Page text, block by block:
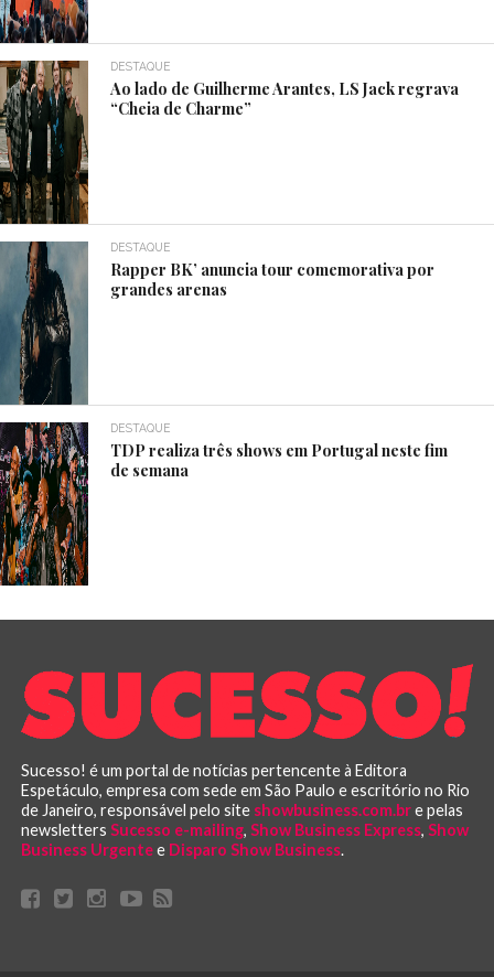
DESTAQUE
Ao lado de Guilherme Arantes, LS Jack regrava
“Cheia de Charme”
DESTAQUE
Rapper BK’ anuncia tour comemorativa por
grandes arenas
DESTAQUE
TDP realiza três shows em Portugal neste fim
de semana
Sucesso! é um portal de notícias pertencente à Editora
Espetáculo, empresa com sede em São Paulo e escritório no Rio
de Janeiro, responsável pelo site showbusiness.com.bre pelas
newsletters Sucesso e-mailing, Show Business Express, Show
Business Urgentee Disparo Show Business.